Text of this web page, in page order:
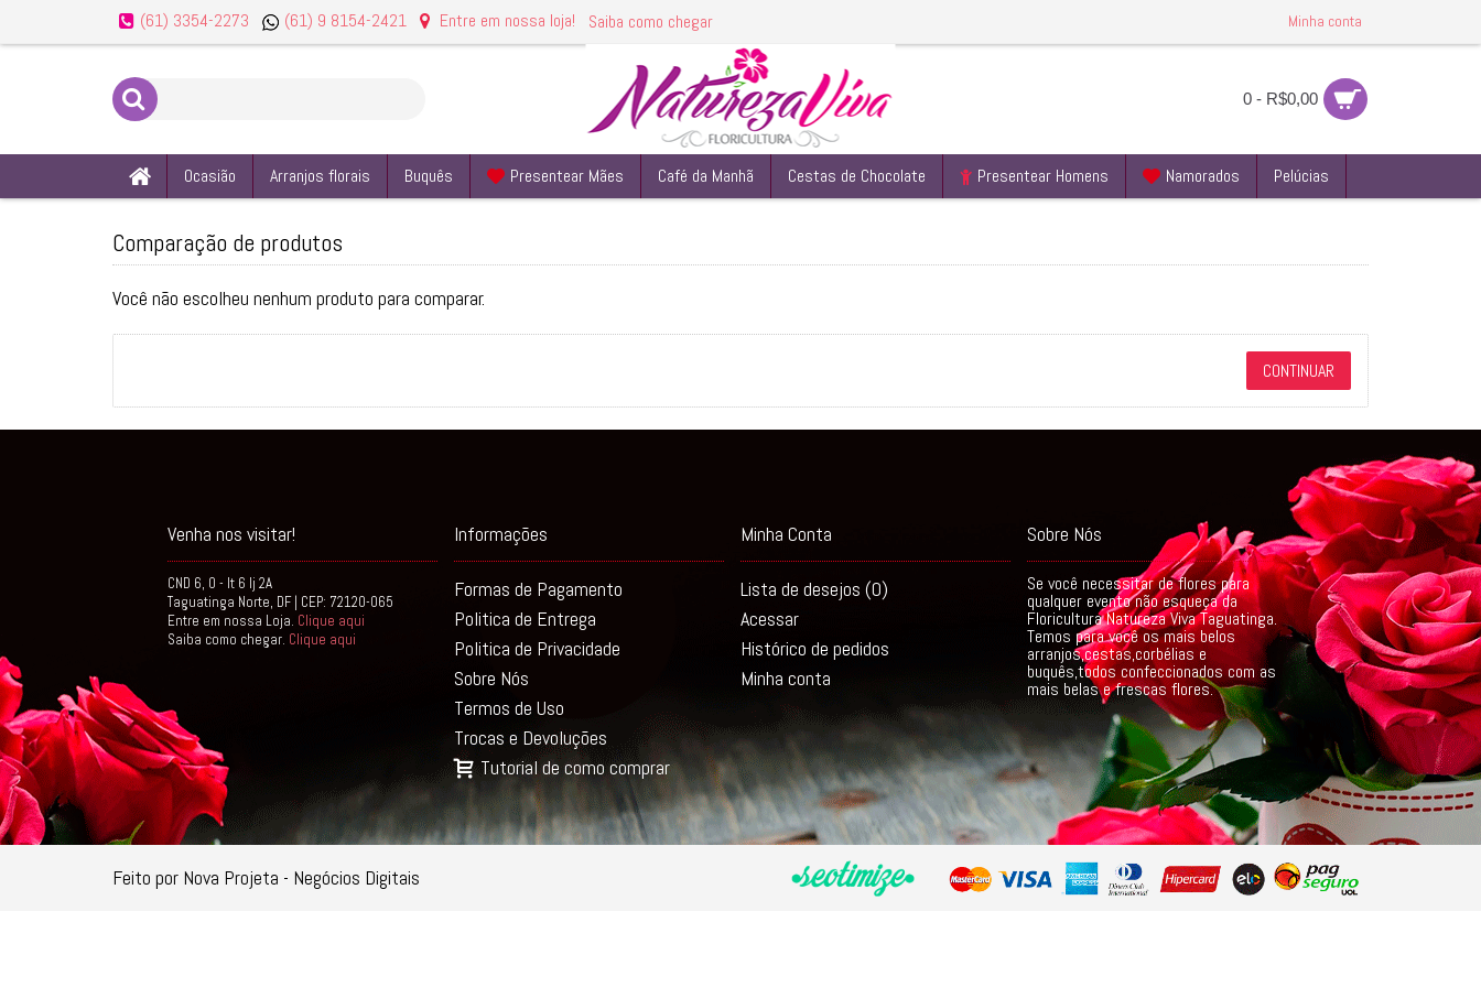
(61) 3354-2273 (61) 9 8154-2421 Entre em nossa loja! Saiba como chegar Minha conta
0 - R$0,00
Ocasião Arranjos florais Buquês Presentear Mães Café da Manhã Cestas de Chocolate Presentear Homens Namorados Pelúcias
Comparação de produtos
Você não escolheu nenhum produto para comparar.
CONTINUAR
Venha nos visitar!
CND 6, 0 - lt 6 lj 2A
Taguatinga Norte, DF | CEP: 72120-065
Entre em nossa Loja. Clique aqui
Saiba como chegar. Clique aqui
Informações
Formas de Pagamento
Politica de Entrega
Politica de Privacidade
Sobre Nós
Termos de Uso
Trocas e Devoluções
Tutorial de como comprar
Minha Conta
Lista de desejos (0)
Acessar
Histórico de pedidos
Minha conta
Sobre Nós
Se você necessitar de flores para
qualquer evento não esqueça da
Floricultura Natureza Viva Taguatinga.
Temos para você os mais belos
arranjos,cestas,corbélias e
buquês,todos confeccionados com as
mais belas e frescas flores.
Feito por Nova Projeta - Negócios Digitais